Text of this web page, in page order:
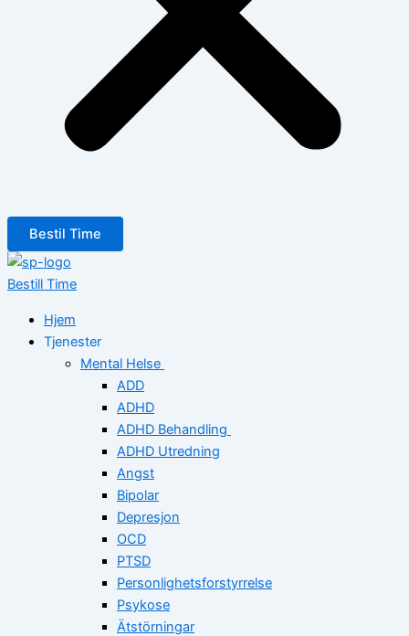
Bestil Time
Bestill Time
Hjem
Tjenester
Mental Helse
ADD
ADHD
ADHD Behandling
ADHD Utredning
Angst
Bipolar
Depresjon
OCD
PTSD
Personlighetsforstyrrelse
Psykose
Ätstörningar